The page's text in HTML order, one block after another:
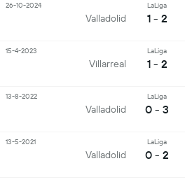
Valladolid
LaLiga
1 - 2
26-10-2024
Villarreal
LaLiga
1 - 2
15-4-2023
Valladolid
LaLiga
0 - 3
13-8-2022
Valladolid
LaLiga
0 - 2
13-5-2021